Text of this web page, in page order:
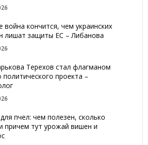
война кончится, чем украинских
лишат защиты ЕС – Либанова
Терехов стал флагманом
политического проекта –
пчел: чем полезен, сколько
причем тут урожай вишен и